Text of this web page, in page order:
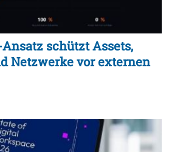
schützt Assets,
Netzwerke vor externen